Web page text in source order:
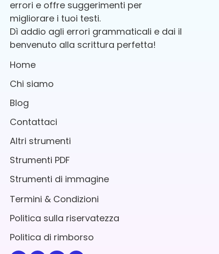
errori e offre suggerimenti per
migliorare i tuoi testi.
Dì addio agli errori grammaticali e dai il
benvenuto alla scrittura perfetta!
Home
Chi siamo
Blog
Contattaci
Altri strumenti
Strumenti PDF
Strumenti di immagine
Termini & Condizioni
Politica sulla riservatezza
Politica di rimborso